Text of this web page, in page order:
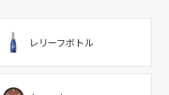
レリーフボトル